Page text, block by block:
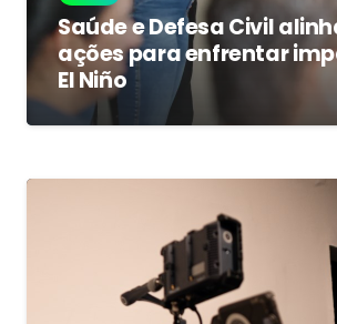
Saúde e Defesa Civil
ações para enfrentar
El Niño